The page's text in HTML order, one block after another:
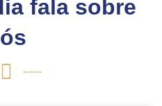
fala sobre